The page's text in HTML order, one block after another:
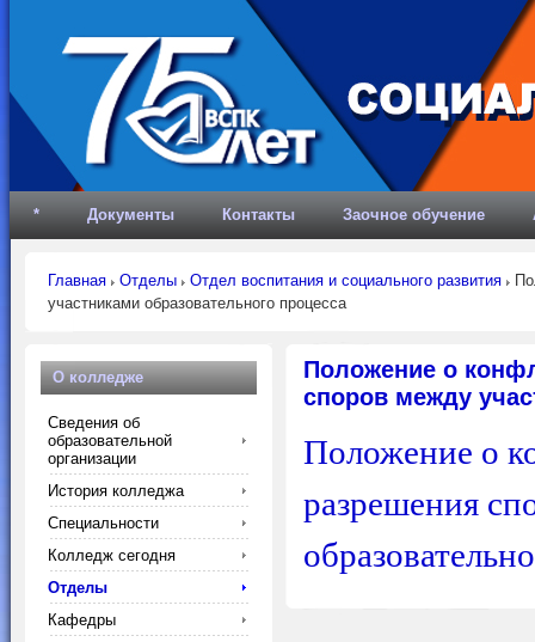
* Документы Контакты Заочное обучение
Главная Отделы Отдел воспитания и социального развития
участниками образовательного процесса
Положение о
споров между
Положение о
разрешения
О колледже
Сведения об
образовательной
организации
История колледжа
Специальности
Колледж сегодня
Отделы
Кафедры